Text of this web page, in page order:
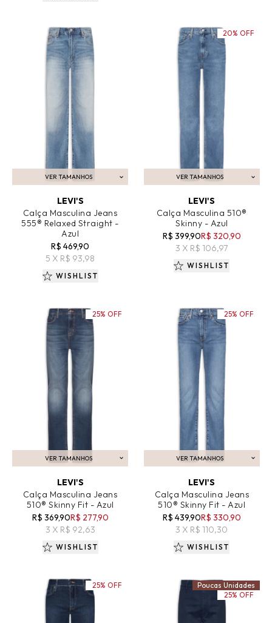
VER TAMANHOS
ADICIONAR AO CARRINHO
LEVI'S
Calça Masculina Jeans
555® Relaxed Straight -
Azul
R$ 469,90
5 X R$ 93,98
WISHLIST
VER TAMANHOS
ADICIONAR AO CARRINHO
LEVI'S
Calça Masculina 510®
Skinny - Azul
R$ 399,90R$ 320,90
3 X R$ 106,97
20% OFF
WISHLIST
VER TAMANHOS
ADICIONAR AO CARRINHO
LEVI'S
Calça Masculina Jeans
510® Skinny Fit - Azul
R$ 369,90R$ 277,90
3 X R$ 92,63
25% OFF
WISHLIST
VER TAMANHOS
ADICIONAR AO CARRINHO
LEVI'S
Calça Masculina Jeans
510® Skinny Fit - Azul
R$ 439,90R$ 330,90
3 X R$ 110,30
25% OFF
WISHLIST
25% OFF
Poucas Unidades
25% OFF